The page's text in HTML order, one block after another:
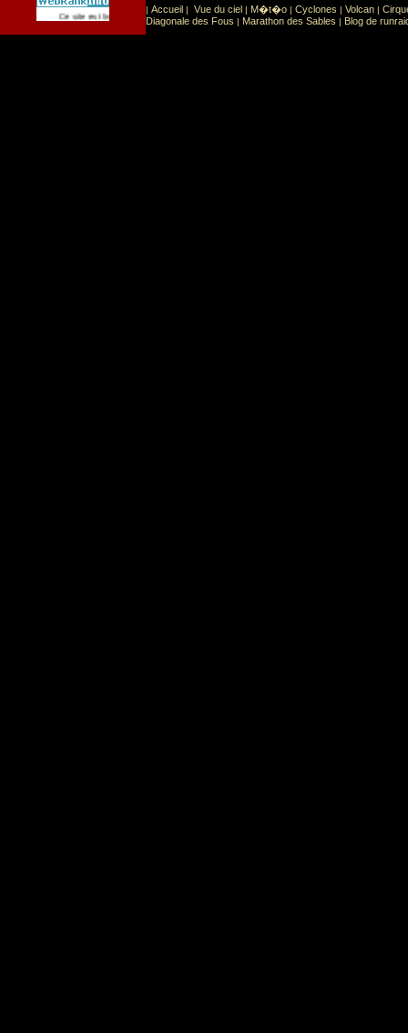
Ce site est list� dans la cat�gorie Sport: Sports extr�mes
| Accueil | Vue du ciel | M�t�o | Cyclones | Volcan |
Diagonale des Fous | Marathon des Sables | Blog de